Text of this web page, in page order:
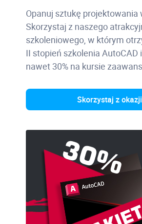
Modyfikowanie geometrii
Podstawowe narzędzia wyboru
wymazywanie obiektów;
kopiowanie; skalowanie i
uchwytami obiektów
Zarządzanie cechami obiektów
cechami obiektów i warstw;
zarządzanie rodzajami linii;
Techniki konstrukcyjne
Odsuwanie i kopiowanie
ucinanie i wydłużanie;
Opanuj sztukę projektowania
Skorzystaj z naszego
szkoleniowego, w którym
II stopień szkolenia AutoCAD
nawet 30% na kursie
Skorzystaj z okazji